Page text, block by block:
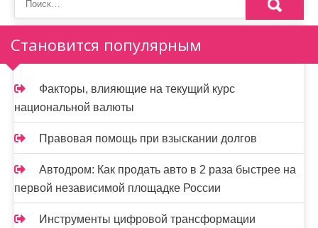
з
а
п
и
с
я
м
Становится популярным
Факторы, влияющие на текущий курс
национальной валюты
Правовая помощь при взыскании долгов
Автодром: Как продать авто в 2 раза быстрее на
первой независимой площадке России
Инструменты цифровой трансформации